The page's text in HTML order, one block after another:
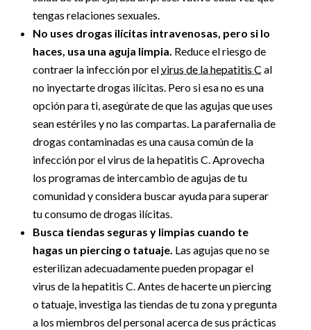
tengas relaciones sexuales.
No uses drogas ilícitas intravenosas, pero si lo
haces, usa una aguja limpia. Reduce el riesgo de
contraer la infección por elvirus de la hepatitis C al
no inyectarte drogas ilícitas. Pero si esa no es una
opción para ti, asegúrate de que las agujas que uses
sean estériles y no las compartas. La parafernalia de
drogas contaminadas es una causa común de la
infección por el virus de la hepatitis C. Aprovecha
los programas de intercambio de agujas de tu
comunidad y considera buscar ayuda para superar
tu consumo de drogas ilícitas.
Busca tiendas seguras y limpias cuando te
hagas un piercing o tatuaje. Las agujas que no se
esterilizan adecuadamente pueden propagar el
virus de la hepatitis C. Antes de hacerte un piercing
o tatuaje, investiga las tiendas de tu zona y pregunta
a los miembros del personal acerca de sus prácticas